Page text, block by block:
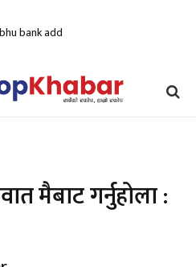
मैबाट गर्नुहोला :